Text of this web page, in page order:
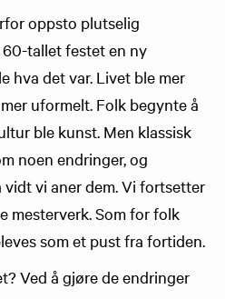
oppsto plutselig
tallet festet en ny
hva det var. Livet ble mer
uformelt. Folk begynte å
ble kunst. Men klassisk
noen endringer, og
vidt vi aner dem. Vi fortsetter
mesterverk. Som for folk
som et pust fra fortiden.
Ved å gjøre de endringer